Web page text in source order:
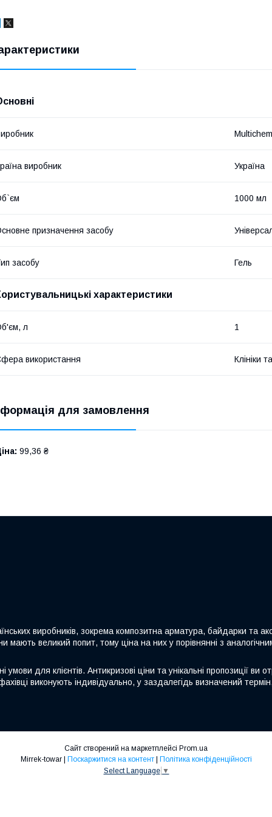
Multichem
виробник Україна
1000 мл
призначення засобу
засобу Гель
характеристики
л 1
використання Клініки
для замовлення
99,36 ₴
виробників, зокрема композитна арматура, байдарки та
мають великий попит, тому ціна на них у порівнянні з
для клієнтів. Антикризові ціни та унікальні пропозиції
виконують індивідуально, у заздалегідь визначений
Сайт створений на маркетплейсі Prom.ua
Mirrek-towar | Поскаржитися на контент | Політика конфіденційності
Select Language ▼